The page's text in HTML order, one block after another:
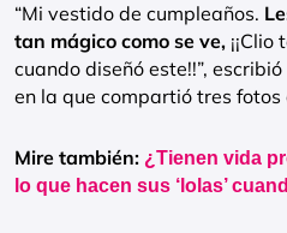
“Mi vestido de cumpleaños.
tan mágico como se ve,
cuando diseñó este!!”,
en la que compartió tres fotos
Mire también: ¿Tienen vida
lo que hacen sus ‘lolas’